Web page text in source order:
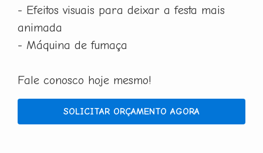
- Efeitos visuais para deixar a festa mais
animada
- Máquina de fumaça
Fale conosco hoje mesmo!
SOLICITAR ORÇAMENTO AGORA